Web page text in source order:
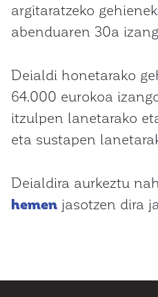
argitaratzeko
abenduaren 30a
Deialdi honetarako
64.000 eurokoa
itzulpen lanetarako
eta sustapen
Deialdira aurkeztu
hemen jasotzen dira